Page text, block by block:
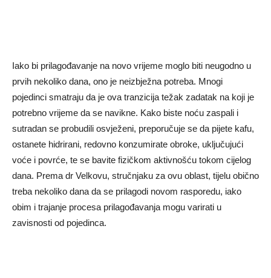
Iako bi prilagođavanje na novo vrijeme moglo biti neugodno u
prvih nekoliko dana, ono je neizbježna potreba. Mnogi
pojedinci smatraju da je ova tranzicija težak zadatak na koji je
potrebno vrijeme da se navikne. Kako biste noću zaspali i
sutradan se probudili osvježeni, preporučuje se da pijete kafu,
ostanete hidrirani, redovno konzumirate obroke, uključujući
voće i povrće, te se bavite fizičkom aktivnošću tokom cijelog
dana. Prema dr Velkovu, stručnjaku za ovu oblast, tijelu obično
treba nekoliko dana da se prilagodi novom rasporedu, iako
obim i trajanje procesa prilagođavanja mogu varirati u
zavisnosti od pojedinca.